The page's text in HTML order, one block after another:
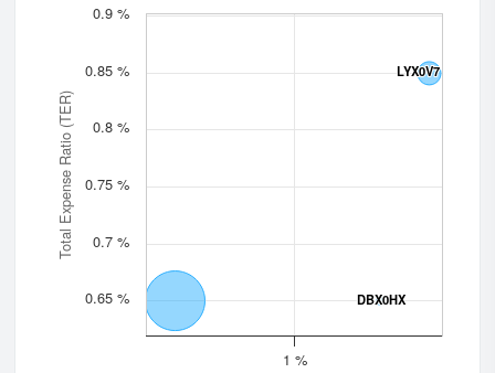
Total Expense Ratio (TER)
DBX0HX
DBX0HX
LYX0V7
LYX0V7
1 %
0.65 %
0.7 %
0.75 %
0.8 %
0.85 %
0.9 %